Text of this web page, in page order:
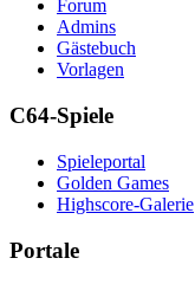
Forum
Admins
Gästebuch
Vorlagen
C64-Spiele
Spieleportal
Golden Games
Highscore-Galerie
Portale